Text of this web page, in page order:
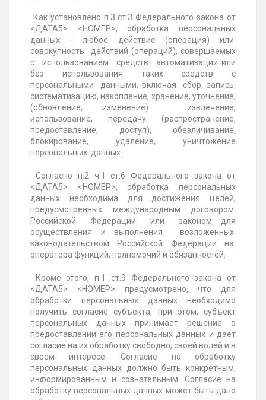
Как установлено п.3 ст.3 Федерального закона от
<ДАТА5> <НОМЕР>, обработка персональных
данных - любое действие (операция) или
совокупность действий (операций), совершаемых
с использованием средств автоматизации или
без использования таких средств с
персональными данными, включая сбор, запись,
систематизацию, накопление, хранение, уточнение,
(обновление, изменение) извлечение,
использование, передачу (распространение,
предоставление, доступ), обезличивание,
блокирование, удаление, уничтожение
персональных данных.
Согласно п.2 ч.1 ст.6 Федерального закона от
<ДАТА5> <НОМЕР>, обработка персональных
данных необходима для достижения целей,
предусмотренных международным договором
Российской Федерации или законом, для
осуществления и выполнения возложенных
законодательством Российской Федерации на
оператора функций, полномочий и обязанностей.
Кроме этого, п.1 ст.9 Федерального закона от
<ДАТА5> <НОМЕР> предусмотрено, что для
обработки персональных данных необходимо
получить согласие субъекта, при этом, субъект
персональных данных принимает решение о
предоставлении его персональных данных и дает
согласие на их обработку свободно, своей волей и в
своем интересе. Согласие на обработку
персональных данных должно быть конкретным,
информированным и сознательным. Согласие на
обработку персональных данных может быть дано